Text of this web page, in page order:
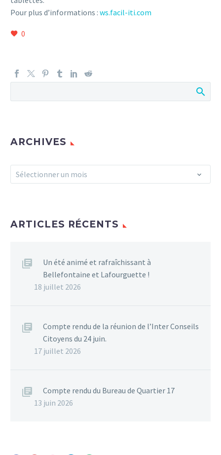
Pour plus d’informations : ws.facil-iti.com
0
ARCHIVES
Archives
Sélectionner un mois
ARTICLES RÉCENTS
Un été animé et rafraîchissant à
Bellefontaine et Lafourguette !
18 juillet 2026
Compte rendu de la réunion de l’Inter Conseils
Citoyens du 24 juin.
17 juillet 2026
Compte rendu du Bureau de Quartier 17
13 juin 2026